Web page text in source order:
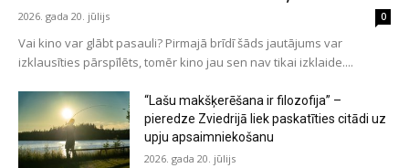
2026. gada 20. jūlijs 0
Vai kino var glābt pasauli? Pirmajā brīdī šāds jautājums var
izklausīties pārspīlēts, tomēr kino jau sen nav tikai izklaide....
“Lašu makšķerēšana ir filozofija” –
pieredze Zviedrijā liek paskatīties citādi uz
upju apsaimniekošanu
2026. gada 20. jūlijs